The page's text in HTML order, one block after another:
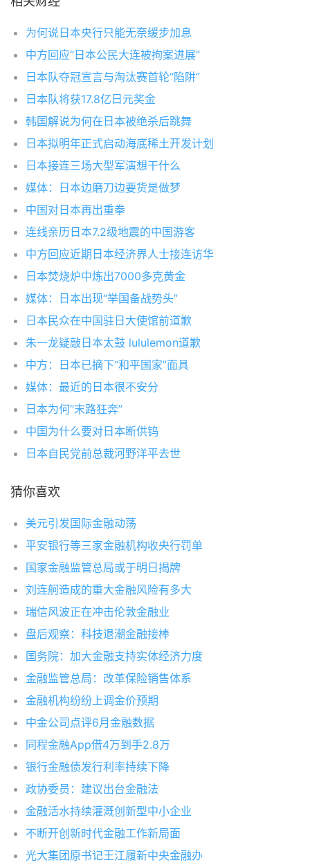
为何说日本央行只能无奈缓步加息
中方回应“日本公民大连被拘案进展”
日本队夺冠宣言与淘汰赛首轮“陷阱”
日本队将获17.8亿日元奖金
韩国解说为何在日本被绝杀后跳舞
日本拟明年正式启动海底稀土开发计划
日本接连三场大型军演想干什么
媒体：日本边磨刀边要货是做梦
中国对日本再出重拳
连线亲历日本7.2级地震的中国游客
中方回应近期日本经济界人士接连访华
日本焚烧炉中炼出7000多克黄金
媒体：日本出现“举国备战势头”
日本民众在中国驻日大使馆前道歉
朱一龙疑敲日本太鼓 lululemon道歉
中方：日本已摘下“和平国家”面具
媒体：最近的日本很不安分
日本为何“末路狂奔”
中国为什么要对日本断供钨
日本自民党前总裁河野洋平去世
猜你喜欢
美元引发国际金融动荡
平安银行等三家金融机构收央行罚单
国家金融监管总局或于明日揭牌
刘连舸造成的重大金融风险有多大
瑞信风波正在冲击伦敦金融业
盘后观察：科技退潮金融接棒
国务院：加大金融支持实体经济力度
金融监管总局：改革保险销售体系
金融机构纷纷上调金价预期
中金公司点评6月金融数据
同程金融App借4万到手2.8万
银行金融债发行利率持续下降
政协委员：建议出台金融法
金融活水持续灌溉创新型中小企业
不断开创新时代金融工作新局面
光大集团原书记王江履新中央金融办